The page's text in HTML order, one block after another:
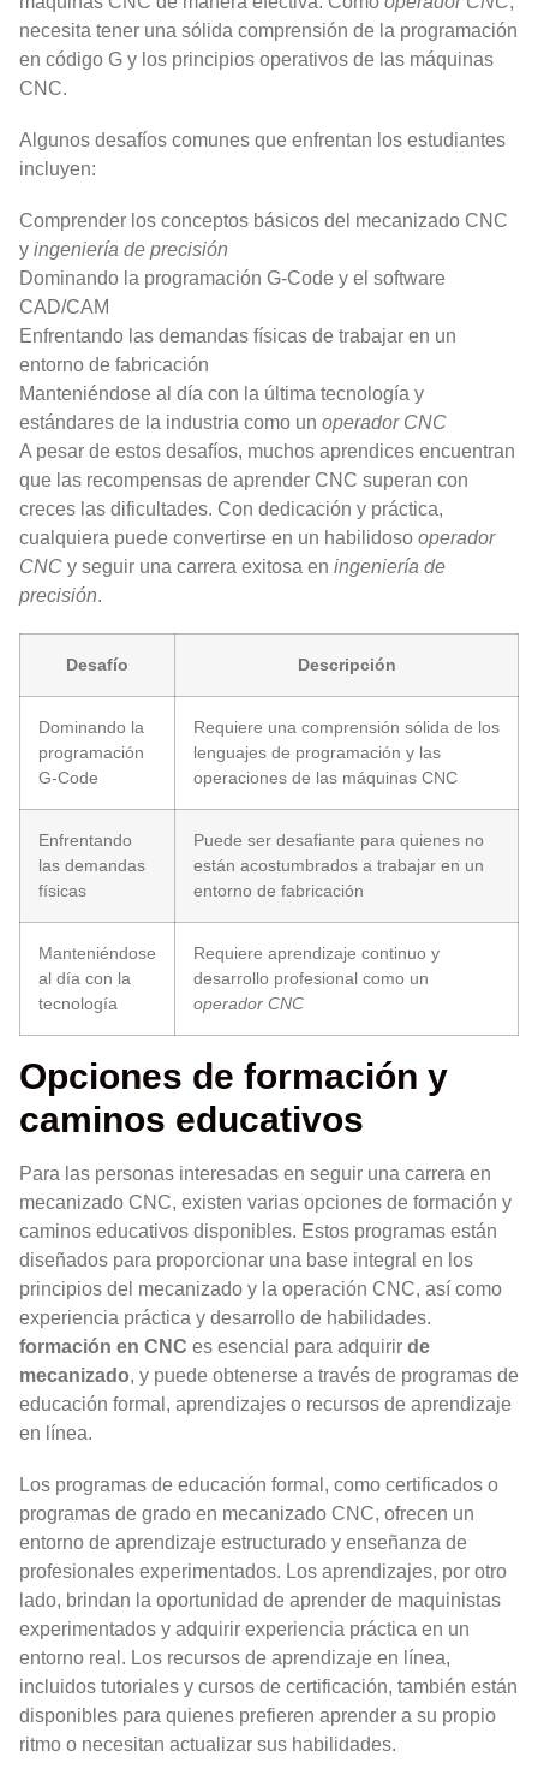
necesita tener una sólida comprensión de la programación
en código G y los principios operativos de las máquinas
CNC.
Algunos desafíos comunes que enfrentan los estudiantes
incluyen:
Comprender los conceptos básicos del mecanizado CNC
y ingeniería de precisión
Dominando la programación G-Code y el software
CAD/CAM
Enfrentando las demandas físicas de trabajar en un
entorno de fabricación
Manteniéndose al día con la última tecnología y
estándares de la industria como un operador CNC
A pesar de estos desafíos, muchos aprendices encuentran
que las recompensas de aprender CNC superan con
creces las dificultades. Con dedicación y práctica,
cualquiera puede convertirse en un habilidoso operador
CNC y seguir una carrera exitosa en ingeniería de
precisión.
Desafío Descripción
Dominando la
programación
G-Code
Requiere una comprensión sólida de los
lenguajes de programación y las
operaciones de las máquinas CNC
Enfrentando
las demandas
físicas
Puede ser desafiante para quienes no
están acostumbrados a trabajar en un
entorno de fabricación
Manteniéndose
al día con la
tecnología
Requiere aprendizaje continuo y
desarrollo profesional como un
operador CNC
Opciones de formación y
caminos educativos
Para las personas interesadas en seguir una carrera en
mecanizado CNC, existen varias opciones de formación y
caminos educativos disponibles. Estos programas están
diseñados para proporcionar una base integral en los
principios del mecanizado y la operación CNC, así como
experiencia práctica y desarrollo de habilidades.
formación en CNC es esencial para adquirir de
mecanizado, y puede obtenerse a través de programas de
educación formal, aprendizajes o recursos de aprendizaje
en línea.
Los programas de educación formal, como certificados o
programas de grado en mecanizado CNC, ofrecen un
entorno de aprendizaje estructurado y enseñanza de
profesionales experimentados. Los aprendizajes, por otro
lado, brindan la oportunidad de aprender de maquinistas
experimentados y adquirir experiencia práctica en un
entorno real. Los recursos de aprendizaje en línea,
incluidos tutoriales y cursos de certificación, también están
disponibles para quienes prefieren aprender a su propio
ritmo o necesitan actualizar sus habilidades.